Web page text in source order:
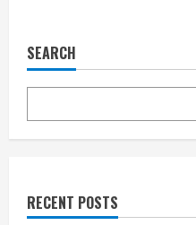
SEARCH
RECENT POSTS